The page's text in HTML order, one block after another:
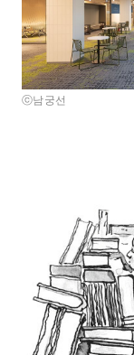
ⓒ남궁선